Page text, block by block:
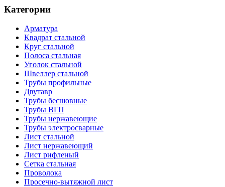
Категории
Арматура
Квадрат стальной
Круг стальной
Полоса стальная
Уголок стальной
Швеллер стальной
Трубы профильные
Двутавр
Трубы бесшовные
Трубы ВГП
Трубы нержавеющие
Трубы электросварные
Лист стальной
Лист нержавеющий
Лист рифленый
Сетка стальная
Проволока
Просечно-вытяжной лист